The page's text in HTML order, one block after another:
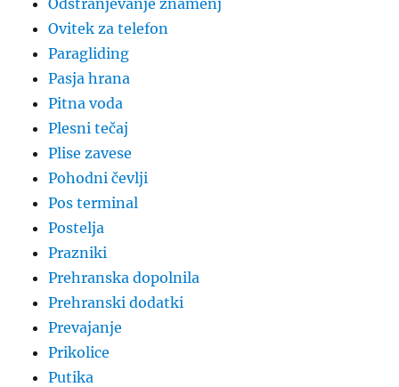
Ovitek za telefon
Paragliding
Pasja hrana
Pitna voda
Plesni tečaj
Plise zavese
Pohodni čevlji
Pos terminal
Postelja
Prazniki
Prehranska dopolnila
Prehranski dodatki
Prevajanje
Prikolice
Putika